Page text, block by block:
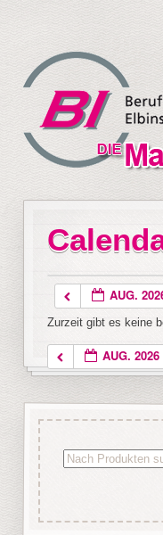
AUG.
Zurzeit gibt es keine
AUG. 2026